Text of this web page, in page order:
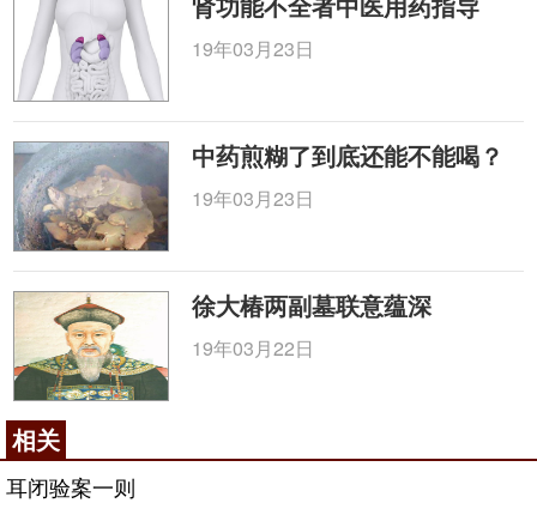
19年03月23日
中药煎糊了到底还能不能喝？
19年03月23日
徐大椿两副墓联意蕴深
19年03月22日
相关
耳闭验案一则